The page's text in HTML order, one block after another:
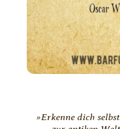
»Erkenne dich